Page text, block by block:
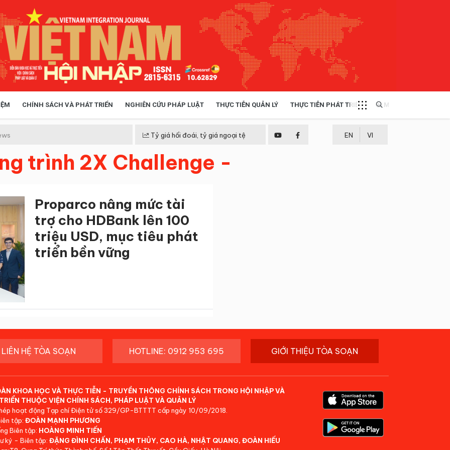
CHÍNH SÁCH VÀ PHÁT TRIỂN NGHIÊN CỨU PHÁP LUẬT THỰC TIỄN QUẢN LÝ THỰC TIỄN PHÁT TRIỂN MULTIMEDIA
Tỷ giá hối đoái, tỷ giá ngoại tệ EN VI
trình 2X Challenge -
Proparco nâng mức tài
trợ cho HDBank lên 100
triệu USD, mục tiêu phát
triển bền vững
LIÊN HỆ TÒA SOẠN HOTLINE: 0912 953 695 GIỚI THIỆU TÒA SOẠN
KHOA HỌC VÀ THỰC TIỄN - TRUYỀN THÔNG CHÍNH SÁCH TRONG HỘI NHẬP VÀ
THUỘC VIỆN CHÍNH SÁCH, PHÁP LUẬT VÀ QUẢN LÝ
hoạt động Tạp chí Điện tử số 329/GP-BTTTT cấp ngày 10/09/2018.
tập: ĐOÀN MẠNH PHƯƠNG
Biên tập: HOÀNG MINH TIẾN
ký - Biên tập: ĐẶNG ĐÌNH CHẤN, PHẠM THỦY, CAO HÀ, NHẬT QUANG, ĐOÀN HIẾU